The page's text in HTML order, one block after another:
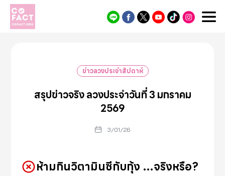
Cofact
ข่าวลวงประจำสัปดาห์
สรุปข่าวจริง ลวงประจำวันที่ 3 มกราคม
2569
3/01/26
ห้ามกินวิตามินซีกับกุ้ง …จริงหรือ?